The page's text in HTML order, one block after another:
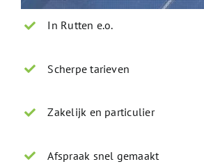
In Rutten e.o.
Scherpe tarieven
Zakelijk en particulier
Afspraak snel gemaakt